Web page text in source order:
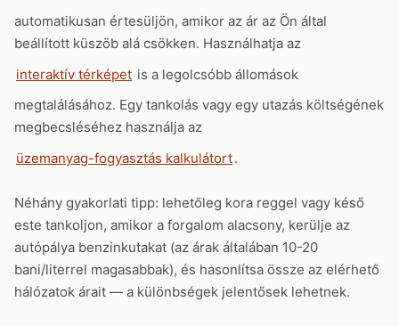
automatikusan értesüljön, amikor az ár az Ön által
beállított küszöb alá csökken. Használhatja az
interaktív térképet is a legolcsóbb állomások
megtalálásához. Egy tankolás vagy egy utazás költségének
megbecsléséhez használja az
üzemanyag-fogyasztás kalkulátort.
Néhány gyakorlati tipp: lehetőleg kora reggel vagy késő
este tankoljon, amikor a forgalom alacsony, kerülje az
autópálya benzinkutakat (az árak általában 10-20
bani/literrel magasabbak), és hasonlítsa össze az elérhető
hálózatok árait — a különbségek jelentősek lehetnek.